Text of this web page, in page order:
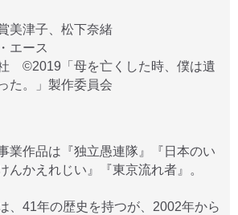
美津子、松下奈緒
エース
©2019「母を亡くした時、僕は遺
た。」製作委員会
業作品は『独立愚連隊』『日本のい
んかえれじい』『東京流れ者』。
、41年の歴史を持つが、2002年から